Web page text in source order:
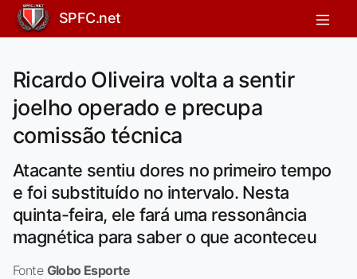
SPFC.net
Ricardo Oliveira volta a sentir
joelho operado e precupa
comissão técnica
Atacante sentiu dores no primeiro tempo
e foi substituído no intervalo. Nesta
quinta-feira, ele fará uma ressonância
magnética para saber o que aconteceu
Fonte Globo Esporte